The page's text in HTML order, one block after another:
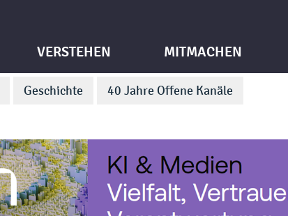
Geschichte 40 Jahre Offene Kanäle
VERSTEHEN MITMACHEN